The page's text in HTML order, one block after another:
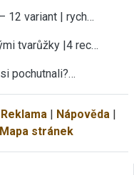
12 variant | rych…
tvarůžky |4 rec…
pochutnali?…
Reklama | Nápověda |
Mapa stránek